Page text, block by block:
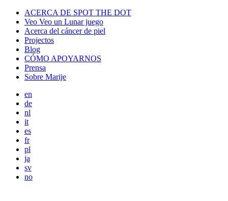
ACERCA DE SPOT THE DOT
Veo Veo un Lunar juego
Acerca del cáncer de piel
Projectos
Blog
CÓMO APOYARNOS
Prensa
Sobre Marije
en
de
nl
it
es
fr
pl
ja
sv
no